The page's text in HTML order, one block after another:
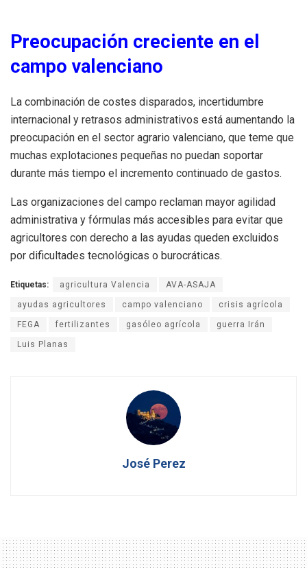
Preocupación creciente en el
campo valenciano
La combinación de costes disparados, incertidumbre
internacional y retrasos administrativos está aumentando la
preocupación en el sector agrario valenciano, que teme que
muchas explotaciones pequeñas no puedan soportar
durante más tiempo el incremento continuado de gastos.
Las organizaciones del campo reclaman mayor agilidad
administrativa y fórmulas más accesibles para evitar que
agricultores con derecho a las ayudas queden excluidos
por dificultades tecnológicas o burocráticas.
Etiquetas: agricultura Valencia AVA-ASAJA
ayudas agricultores campo valenciano crisis agrícola
FEGA fertilizantes gasóleo agrícola guerra Irán
Luis Planas
José Perez